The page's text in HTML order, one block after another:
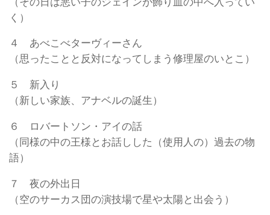
く）
４ あべこべターヴィーさん
（思ったことと反対になってしまう修理屋のいとこ）
５ 新入り
（新しい家族、アナベルの誕生）
６ ロバートソン・アイの話
（同様の中の王様とお話しした（使用人の）過去の物
語）
７ 夜の外出日
（空のサーカス団の演技場で星や太陽と出会う）